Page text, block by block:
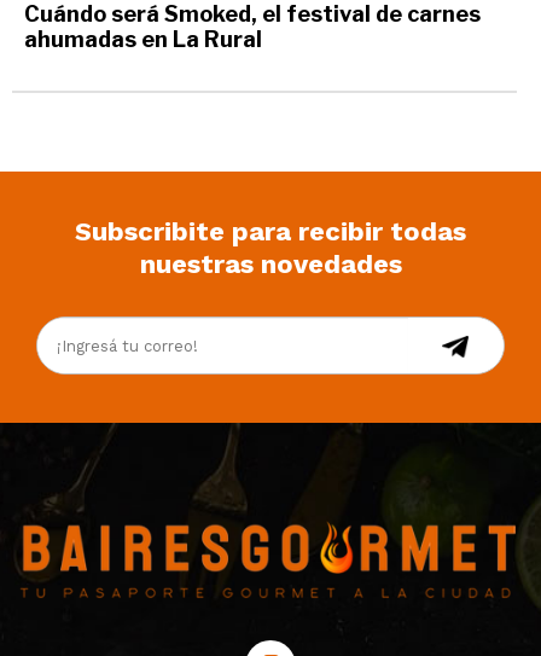
Cuándo será Smoked, el festival de carnes
ahumadas en La Rural
Subscribite para recibir todas
nuestras novedades